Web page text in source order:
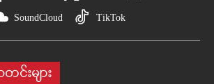
SoundCloud TikTok
းများ